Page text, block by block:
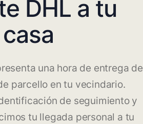
DHL a tu
casa
una hora de entrega de
parcello en tu vecindario.
de seguimiento y
tu llegada personal a tu